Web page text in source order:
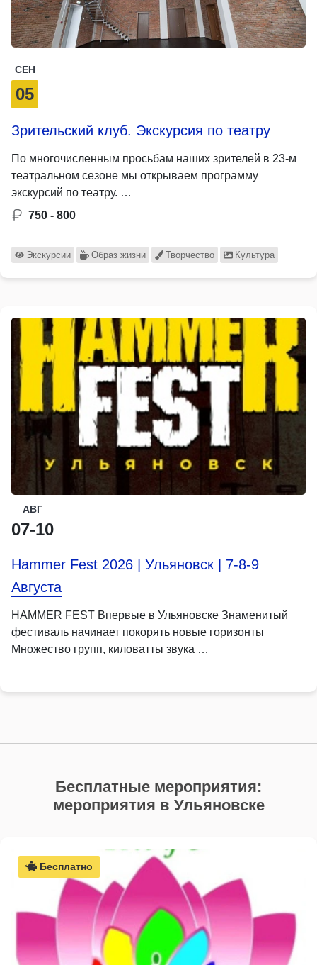
СЕН
05
Зрительский клуб. Экскурсия по театру
По многочисленным просьбам наших зрителей в 23-м
театральном сезоне мы открываем программу
экскурсий по театру. …
750 - 800
Экскурсии Образ жизни Творчество Культура
АВГ
07-10
Hammer Fest 2026 | Ульяновск | 7-8-9
Августа
HAMMER FEST Впервые в Ульяновске Знаменитый
фестиваль начинает покорять новые горизонты
Множество групп, киловатты звука …
Бесплатные мероприятия:
мероприятия в Ульяновске
Бесплатно